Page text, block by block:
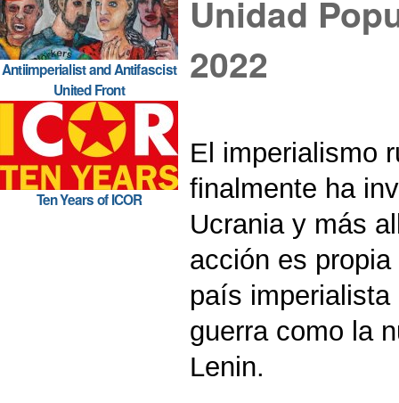
Antiimperialist and Antifascist
United Front
Ten Years of ICOR
Unidad
2022
El imperialismo
finalmente ha
Ucrania y más
acción es
país imperialista
guerra como la
Lenin.